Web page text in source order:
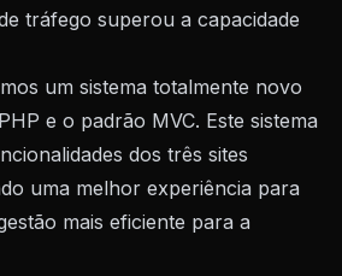
tráfego superou a capacidade
um sistema totalmente novo
e o padrão MVC. Este sistema
dos três sites
uma melhor experiência para
mais eficiente para a